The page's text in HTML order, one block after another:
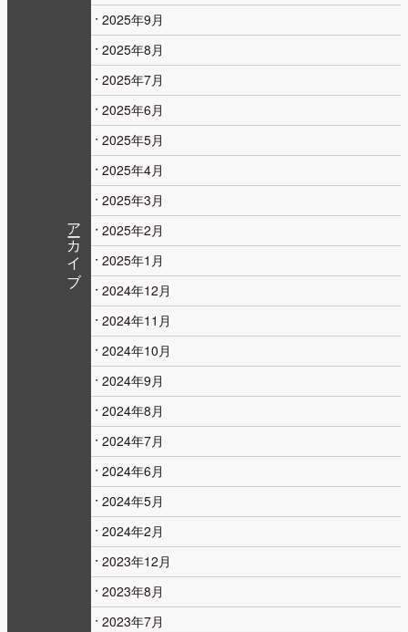
アーカイブ
2025年9月
2025年8月
2025年7月
2025年6月
2025年5月
2025年4月
2025年3月
2025年2月
2025年1月
2024年12月
2024年11月
2024年10月
2024年9月
2024年8月
2024年7月
2024年6月
2024年5月
2024年2月
2023年12月
2023年8月
2023年7月